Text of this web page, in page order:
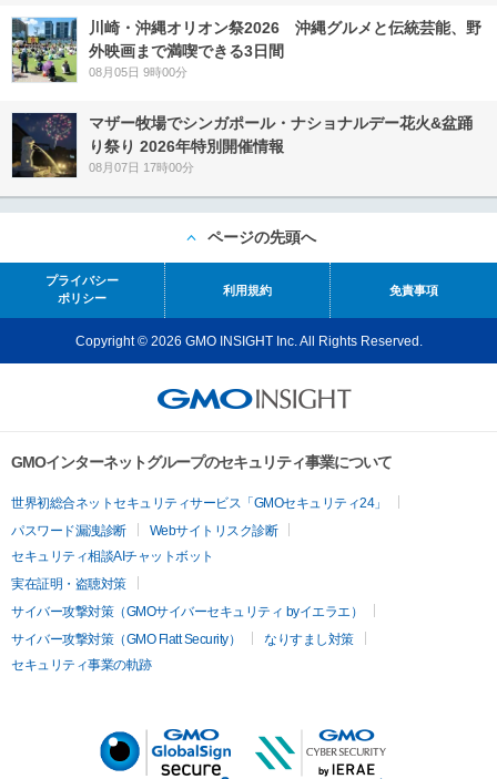
川崎・沖縄オリオン祭2026 沖縄グルメと伝統芸能、野
外映画まで満喫できる3日間
08月05日 9時00分
マザー牧場でシンガポール・ナショナルデー花火&盆踊
り祭り 2026年特別開催情報
08月07日 17時00分
ページの先頭へ
プライバシー
ポリシー
利用規約 免責事項
Copyright © 2026 GMO INSIGHT Inc. All Rights Reserved.
GMOインターネットグループのセキュリティ事業について
世界初総合ネットセキュリティサービス「GMOセキュリティ24」
パスワード漏洩診断
Webサイトリスク診断
セキュリティ相談AIチャットボット
実在証明・盗聴対策
サイバー攻撃対策（GMOサイバーセキュリティ byイエラエ）
サイバー攻撃対策（GMO Flatt Security）
なりすまし対策
セキュリティ事業の軌跡